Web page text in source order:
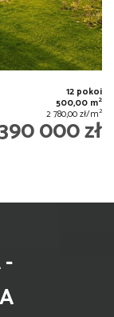
12 pokoi
500,00 m2
2 780,00 zł/m2
000 zł